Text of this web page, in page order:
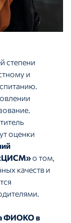
степени
и
оценки
о том,
качеств и
ФИОКО в